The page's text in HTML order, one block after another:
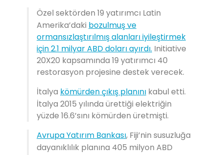
Özel sektörden 19 yatırımcı Latin
Amerika’daki bozulmuş ve
ormansızlaştırılmış alanları iyileştirmek
için 2.1 milyar ABD doları ayırdı. Initiative
20X20 kapsamında 19 yatırımcı 40
restorasyon projesine destek verecek.
İtalya kömürden çıkış planını kabul etti.
İtalya 2015 yılında ürettiği elektriğin
yüzde 16.6’sını kömürden üretmişti.
Avrupa Yatırım Bankası, Fiji’nin susuzluğa
dayanıklılık planına 405 milyon ABD